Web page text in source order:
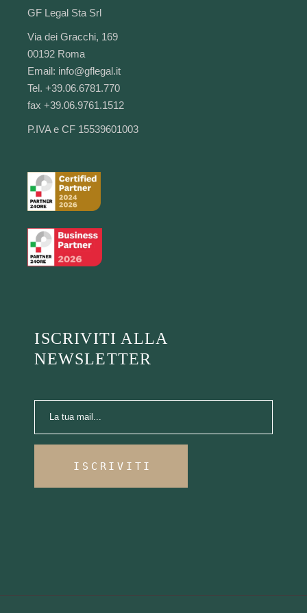
GF Legal Sta Srl
Via dei Gracchi, 169
00192 Roma
Email: info@gflegal.it
Tel. +39.06.6781.770
fax +39.06.9761.1512
P.IVA e CF 15539601003
ISCRIVITI ALLA
NEWSLETTER
ISCRIVITI